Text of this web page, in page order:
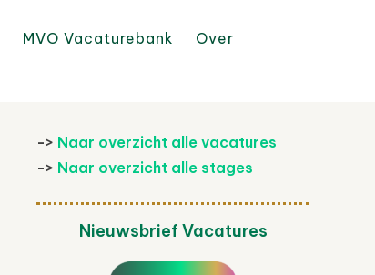
MVO Vacaturebank
Over
-> Naar overzicht alle vacatures
-> Naar overzicht alle stages
Nieuwsbrief Vacatures